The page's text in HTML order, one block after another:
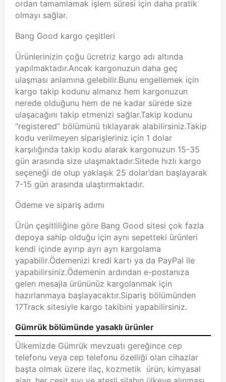
ordan tamamlamak işlem süresi için daha pratik
olmayı sağlar.
Bang Good kargo çeşitleri
Ürünlerinizin çoğu ücretriz kargo adı altında
yapılmaktadır.Ancak kargonuzun daha geç
ulaşması anlamına gelebilir.Bunu engellemek için
kargo takip kodunu almanız hem kargonuzun
nerede olduğunu hem de ne kadar sürede size
ulaşacağını takip etmenizi sağlar.Takip kodunu
“registered” bölümünü tıklayarak alabilirsiniz.Takip
kodu verilmeyen siparişleriniz için 1 dolar
karşılığında takip kodu alarak kargonuzun 15-35
gün arasında size ulaşmaktadır.Sitede hızlı kargo
seçeneği de olup yaklaşık 25 dolar’dan başlayarak
7-15 gün arasında ulaştırmaktadır.
Ödeme ve sipariş adımı
Ürün çeşitliliğine göre Bang Good sitesi çok fazla
depoya sahip olduğu için aynı sepetteki ürünleri
kendi içinde ayırıp ayrı ayrı kargolama
yapabilir.Ödemenizi kredi kartı ya da PayPal ile
yapabilirsiniz.Ödemenin ardından e-postanıza
gelen mesajla ürününüz kargolanmak için
hazırlanmaya başlayacaktır.Sipariş bölümünden
17Track sitesiyle kargo takibini yapabilirsiniz.
Gümrük bölümünde yasaklı ürünler
Ülkemizde Gümrük mevzuatı gereğince cep
telefonu veya cep telefonu özelliği olan cihazlar
başta olmak üzere ilaç, kozmetik ürün, kimyasal